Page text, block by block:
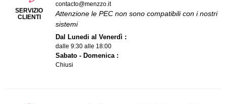
SERVIZIO
CLIENTI
contacto@menzzo.it
Attenzione le PEC non sono compatibili con i nostri
sistemi
Dal Lunedi al Venerdì :
dalle 9:30 alle 18:00
Sabato - Domenica :
Chiusi